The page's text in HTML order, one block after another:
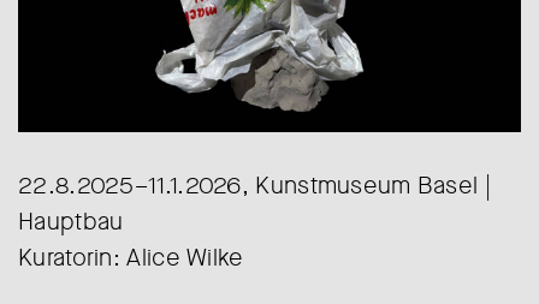
22.8.2025–11.1.2026, Kunstmuseum Basel |
Hauptbau
Kuratorin: Alice Wilke